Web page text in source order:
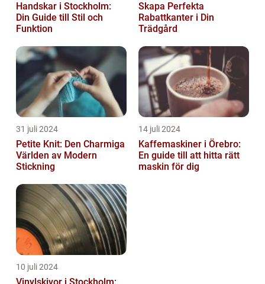
Handskar i Stockholm:
Din Guide till Stil och
Funktion
Skapa Perfekta
Rabattkanter i Din
Trädgård
31 juli 2024
Petite Knit: Den Charmiga
Världen av Modern
Stickning
14 juli 2024
Kaffemaskiner i Örebro:
En guide till att hitta rätt
maskin för dig
10 juli 2024